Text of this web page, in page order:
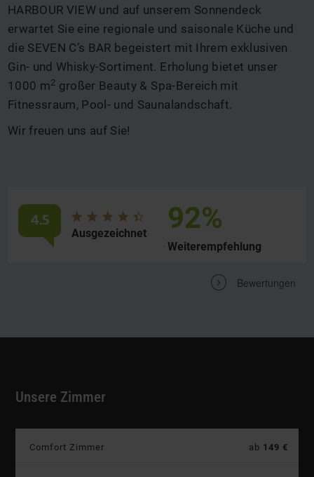
HARBOUR VIEW und auf unserem Sonnendeck
erwartet Sie eine regionale und saisonale Küche und
die SEVEN C’s BAR begeistert mit Ihrem exklusiven
Gin- und Whisky-Sortiment. Erholung bietet unser
1000 m2 großer Beauty & Spa-Bereich mit
Fitnessraum, Pool- und Saunalandschaft.
Wir freuen uns auf Sie!
Durchschnittliche
Bewertung:
4.5
von
5
Ausgezeichnet 92%
Weiterempfehlung
V Bewertungen
Unsere Zimmer
Comfort Zimmer Preis:
ab 149 €